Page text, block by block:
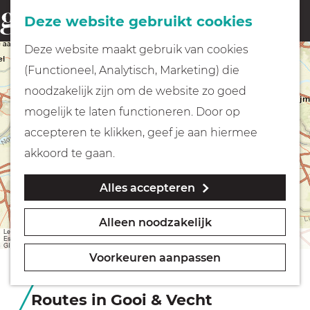
Deze website gebruikt cookies
Deze website maakt gebruik van cookies
(Functioneel, Analytisch, Marketing) die
noodzakelijk zijn om de website zo goed
mogelijk te laten functioneren. Door op
accepteren te klikken, geef je aan hiermee
akkoord te gaan.
Alles accepteren
Alleen noodzakelijk
Voorkeuren aanpassen
G
a
n
a
r
d
e
h
o
m
Fietsen
Wandelen
Geocachen
Naar het museum
o
e
k
e
n
Routes in Gooi & Vecht
+
−
Leaflet Sources: Esri, HERE, Garmin, USGS, Intermap, INCREMENT P, NRCan, Esri Japan, METI,
Esri China (Hong Kong), Esri Korea, Esri (Thailand), NGCC, (c) OpenStreetMap contributors, and the
GIS User Community
Bekijk alle routes in een lijst